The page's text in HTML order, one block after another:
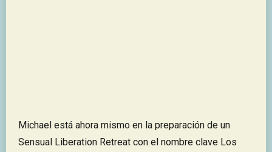
Michael está ahora mismo en la preparación de un
Sensual Liberation Retreat con el nombre clave Los